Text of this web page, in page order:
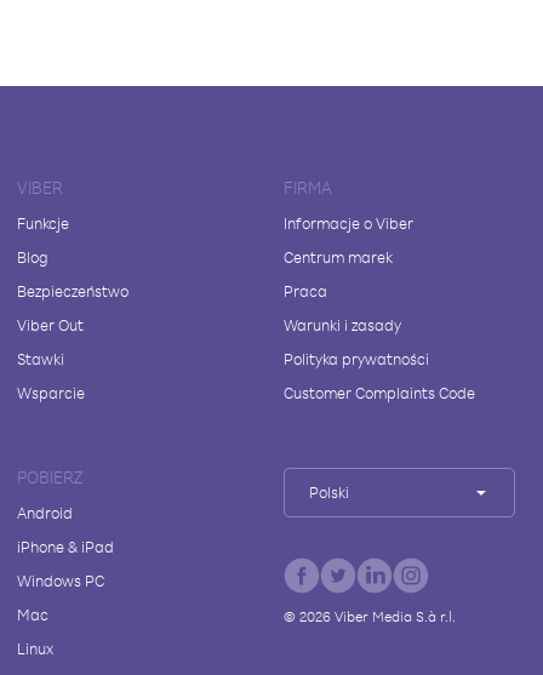
VIBER
Funkcje
Blog
Bezpieczeństwo
Viber Out
Stawki
Wsparcie
FIRMA
Informacje o Viber
Centrum marek
Praca
Warunki i zasady
Polityka prywatności
Customer Complaints Code
POBIERZ
Android
iPhone & iPad
Windows PC
Mac
Linux
Polski
© 2026Viber Media S.à r.l.